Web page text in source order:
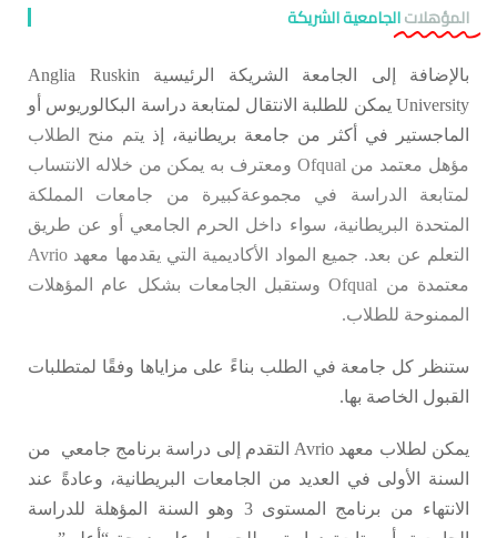
المؤهلاتالجامعية الشريكة
بالإضافة إلى الجامعة الشريكة الرئيسية Anglia Ruskin
University يمكن للطلبة الانتقال لمتابعة دراسة البكالوريوس أو
الماجستير في أكثر من جامعة بريطانية، إذ يتم منح الطلاب
مؤهل معتمد من Ofqual ومعترف به
يمكن من خلاله الانتساب
لمتابعة الدراسة في مجموعةكبيرة من جامعات المملكة
المتحدة البريطانية، سواء داخل الحرم الجامعي أو عن طريق
التعلم عن بعد.
جميع المواد الأكاديمية التي يقدمها معهد Avrio
معتمدة من Ofqual وستقبل الجامعات بشكل عام المؤهلات
الممنوحة للطلاب.
ستنظر كل جامعة في الطلب بناءً على مزاياها وفقًا لمتطلبات
القبول الخاصة بها.
يمكن لطلاب معهد Avrio التقدم إلى دراسة برنامج جامعي من
السنة الأولى في العديد من الجامعات البريطانية، وعادةً عند
الانتهاء من برنامج المستوى 3 وهو السنة المؤهلة للدراسة